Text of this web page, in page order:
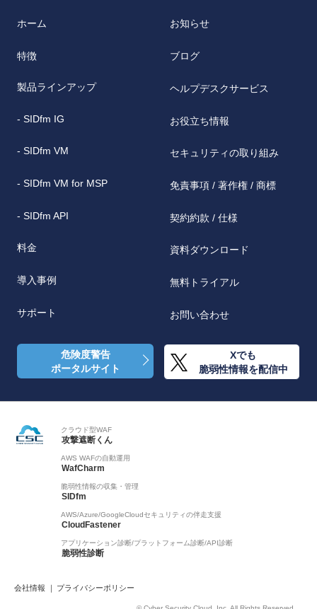
ホーム
特徴
製品ラインアップ
- SIDfm IG
- SIDfm VM
- SIDfm VM for MSP
- SIDfm API
料金
導入事例
サポート
お知らせ
ブログ
ヘルプデスクサービス
お役立ち情報
セキュリティの取り組み
免責事項 / 著作権 / 商標
契約約款 / 仕様
資料ダウンロード
無料トライアル
お問い合わせ
危険度警告
ポータルサイト
Xでも
脆弱性情報を配信中
クラウド型WAF
攻撃遮断くん
AWS WAFの自動運用
WafCharm
脆弱性情報の収集・管理
SIDfm
AWS/Azure/GoogleCloudセキュリティの伴走支援
CloudFastener
アプリケーション診断/プラットフォーム診断/API診断
脆弱性診断
会社情報 プライバシーポリシー